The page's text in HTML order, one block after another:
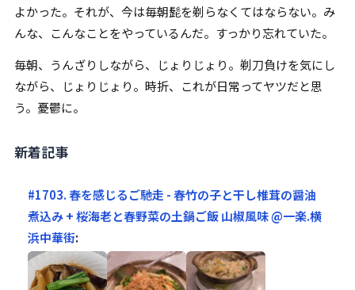
よかった。それが、今は毎朝髭を剃らなくてはならない。み
んな、こんなことをやっているんだ。すっかり忘れていた。
毎朝、うんざりしながら、じょりじょり。剃刀負けを気にし
ながら、じょりじょり。時折、これが日常ってヤツだと思
う。憂鬱に。
新着記事
#1703. 春を感じるご馳走 - 春竹の子と干し椎茸の醤油
煮込み + 桜海老と春野菜の土鍋ご飯 山椒風味 @一楽.横
浜中華街: